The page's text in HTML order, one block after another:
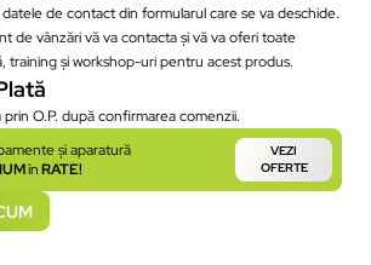
de contact din formularul care se va deschide.
de vânzări vă va contacta și vă va oferi toate
training și workshop-uri pentru acest produs.
O.P. după confirmarea comenzii.
și aparatură
înRATE!
VEZI
OFERTE